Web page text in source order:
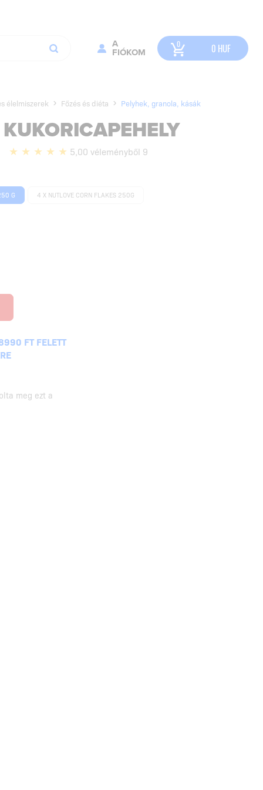
A
FIÓKOM
0 HUF
élelmiszerek Főzés és diéta Pelyhek, granola, kásák
5,00 véleményből 9
G 4 X NUTLOVE CORN FLAKES 250G
FT FELETT
meg ezt a